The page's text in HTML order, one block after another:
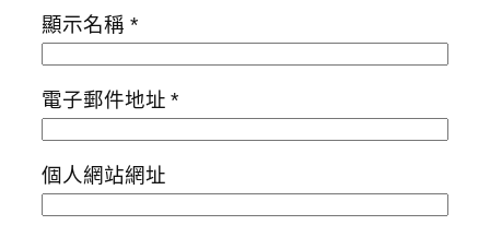
顯示名稱 *
電子郵件地址*
個人網站網址